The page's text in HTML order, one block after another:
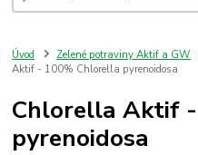
Úvod Zelené potraviny Aktif a GW
Aktif - 100% Chlorella pyrenoidosa
Chlorella Aktif
pyrenoidosa